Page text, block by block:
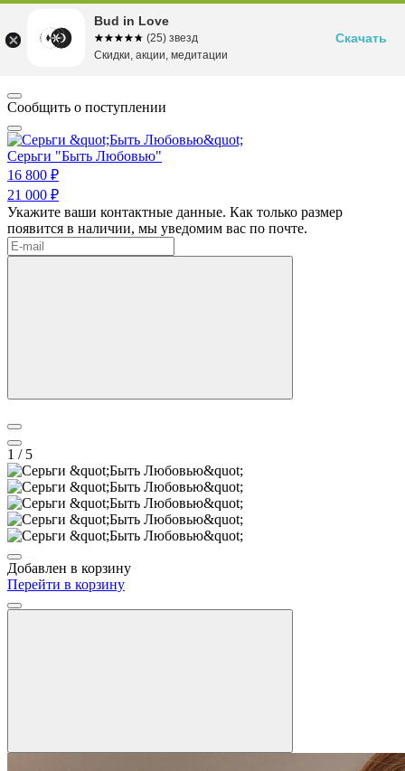
Сообщить о поступлении
Серьги "Быть Любовью"
16 800 ₽
21 000 ₽
Укажите ваши контактные данные. Как только размер
появится в наличии, мы уведомим вас по почте.
1 / 5
Добавлен в корзину
Перейти в корзину
Bud in Love
☆☆☆☆☆
★★★★★ (25) звезд
Скидки, акции, медитации
Скачать